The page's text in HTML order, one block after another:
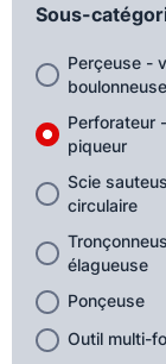
Sous-
Perçeuse -
boulonneuse
Perforateur
piqueur
Scie
circulaire
élagueuse
Ponçeuse
Outil multi-